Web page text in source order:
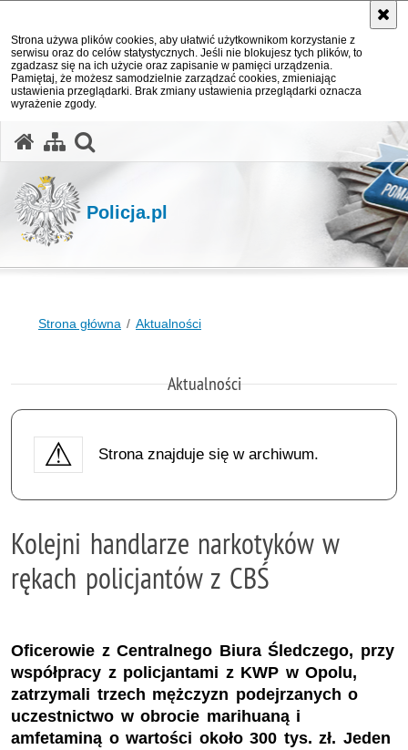
Strona używa plików cookies, aby ułatwić użytkownikom korzystanie z
serwisu oraz do celów statystycznych. Jeśli nie blokujesz tych plików, to
zgadzasz się na ich użycie oraz zapisanie w pamięci urządzenia.
Pamiętaj, że możesz samodzielnie zarządzać cookies, zmieniając
ustawienia przeglądarki. Brak zmiany ustawienia przeglądarki oznacza
wyrażenie zgody.
Policja.pl
Strona główna Aktualności
Aktualności
Strona znajduje się w archiwum.
Kolejni handlarze narkotyków w
rękach policjantów z CBŚ
Oficerowie z Centralnego Biura Śledczego, przy
współpracy z policjantami z KWP w Opolu,
zatrzymali trzech mężczyzn podejrzanych o
uczestnictwo w obrocie marihuaną i
amfetaminą o wartości około 300 tys. zł. Jeden